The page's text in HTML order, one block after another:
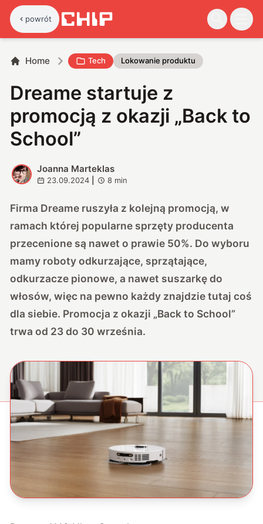
powrót
Home Tech Lokowanie produktu
Dreame startuje z
promocją z okazji „Back to
School”
J
Joanna Marteklas
23.09.2024 8 min
Firma Dreame ruszyła z kolejną promocją, w
ramach której popularne sprzęty producenta
przecenione są nawet o prawie 50%. Do wyboru
mamy roboty odkurzające, sprzątające,
odkurzacze pionowe, a nawet suszarkę do
włosów, więc na pewno każdy znajdzie tutaj coś
dla siebie. Promocja z okazji „Back to School”
trwa od 23 do 30 września.